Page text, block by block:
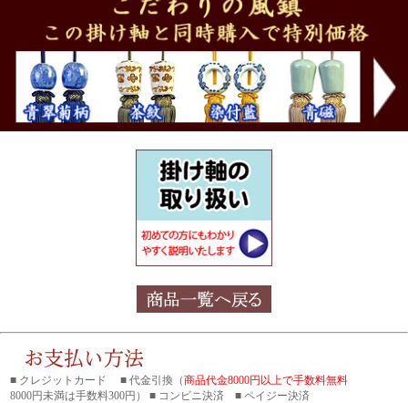
■ クレジットカード ■ 代金引換（商品代金8000円以上で手数料無料
8000円未満は手数料300円） ■ コンビニ決済 ■ ペイジー決済